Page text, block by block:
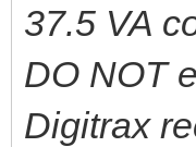
37.5 VA
DO NOT
Digitrax